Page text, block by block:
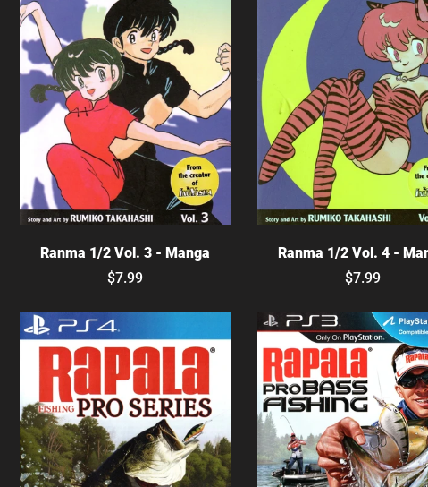
Ranma 1/2 Vol. 3 - Manga
$7.99
Ranma 1/2 Vol. 4 -
$7.99